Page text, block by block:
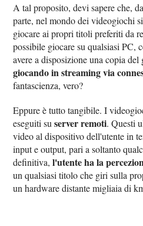
A tal proposito, devi sapere che,
parte, nel mondo dei videogiochi
giocare ai propri titoli preferiti da
possibile giocare su qualsiasi PC,
avere a disposizione una copia
giocando in streaming via
fantascienza, vero?
Eppure è tutto tangibile. I
eseguiti suserver remoti. Questi
video al dispositivo dell'utente in
input e output, pari a soltanto
definitiva,l'utente ha la
un qualsiasi titolo che giri sulla
un hardware distante migliaia di